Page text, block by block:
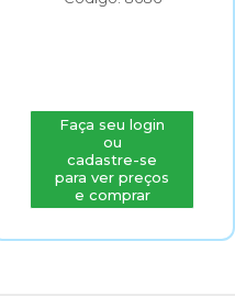
Faça seu login
ou
cadastre-se
para ver preços
e comprar